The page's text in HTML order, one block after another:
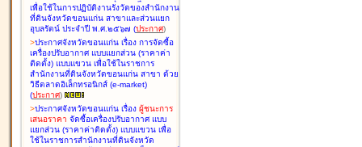
เพื่อใช้ในการปฏิบัติงานรังวัดของสำนักงาน
ที่ดินจังหวัดขอนแก่น สาขาและส่วนแยก
อุบลรัตน์ ประจำปี พ.ศ.๒๕๖๗ (ประกาศ)
>ประกาศจังหวัดขอนแก่น เรื่อง การจัดซื้อ
เครื่องปรับอากาศ แบบแยกส่วน (ราคาค่า
ติดตั้ง) แบบแขวน เพื่อใช้ในราชการ
สำนักงานที่ดินจังหวัดขอนแก่น สาขา ด้วย
วิธีตลาดอิเล็กทรอนิกส์ (e-market)
(ประกาศ)
>ประกาศจังหวัดขอนแก่น เรื่อง ผู้ชนะการ
เสนอราคา จัดซื้อเครื่องปรับอากาศ แบบ
แยกส่วน (ราคาค่าติดตั้ง) แบบแขวน เพื่อ
ใช้ในราชการสำนักงานที่ดินจังหวัด